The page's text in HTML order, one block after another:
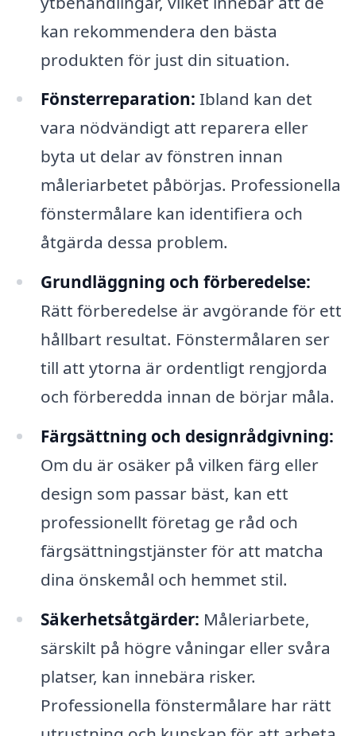
kan rekommendera den bästa
produkten för just din situation.
Fönsterreparation: Ibland kan det
vara nödvändigt att reparera eller
byta ut delar av fönstren innan
måleriarbetet påbörjas. Professionella
fönstermålare kan identifiera och
åtgärda dessa problem.
Grundläggning och förberedelse:
Rätt förberedelse är avgörande för ett
hållbart resultat. Fönstermålaren ser
till att ytorna är ordentligt rengjorda
och förberedda innan de börjar måla.
Färgsättning och designrådgivning:
Om du är osäker på vilken färg eller
design som passar bäst, kan ett
professionellt företag ge råd och
färgsättningstjänster för att matcha
dina önskemål och hemmet stil.
Säkerhetsåtgärder: Måleriarbete,
särskilt på högre våningar eller svåra
platser, kan innebära risker.
Professionella fönstermålare har rätt